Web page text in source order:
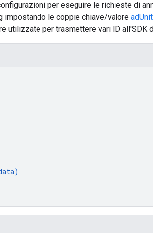
per eseguire le richieste di
impostando le coppie chiave/valore
utilizzate per trasmettere vari ID all'SDK
)